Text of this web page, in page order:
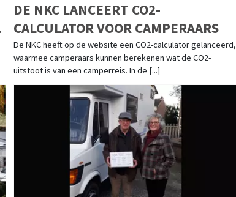
DE NKC LANCEERT CO2-
CALCULATOR VOOR CAMPERAARS
De NKC heeft op de website een CO2-calculator gelanceerd,
waarmee camperaars kunnen berekenen wat de CO2-
uitstoot is van een camperreis. In de [...]